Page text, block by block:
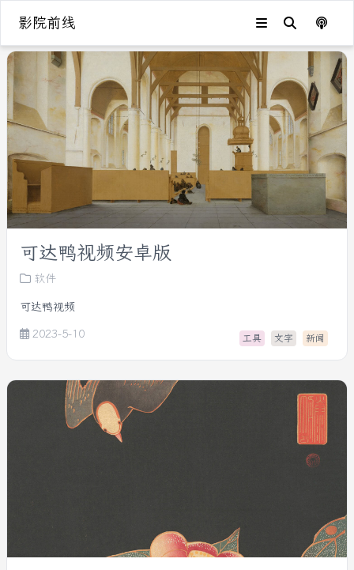
影院前线
可达鸭视频安卓版
软件
可达鸭视频
2023-5-10
工具 文字 新闻